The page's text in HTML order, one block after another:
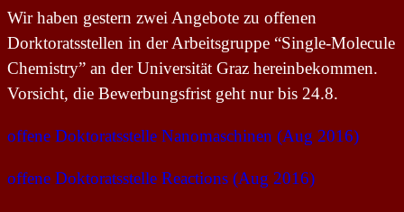
Wir haben gestern zwei Angebote zu offenen
Dorktoratsstellen in der Arbeitsgruppe “Single-Molecule
Chemistry” an der Universität Graz hereinbekommen.
Vorsicht, die Bewerbungsfrist geht nur bis 24.8.
offene Doktoratsstelle Nanomaschinen (Aug 2016)
offene Doktoratsstelle Reactions (Aug 2016)